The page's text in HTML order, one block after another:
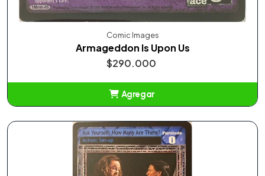
Comic Images
Armageddon Is Upon Us
$290.000
Agregar